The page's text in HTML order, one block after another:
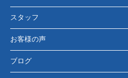
スタッフ
お客様の声
ブログ